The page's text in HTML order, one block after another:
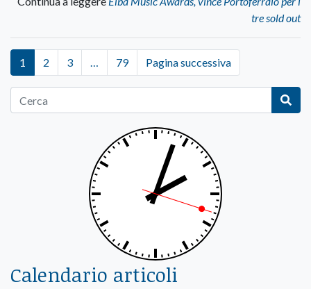
tre sold out
1 2 3 … 79 Pagina successiva
Calendario articoli